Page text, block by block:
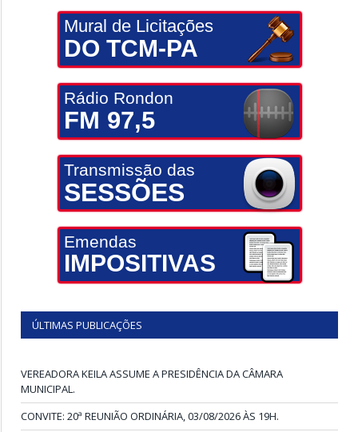
Mural de Licitações
DO TCM-PA
Rádio Rondon
FM 97,5
Transmissão das
SESSÕES
Emendas
IMPOSITIVAS
ÚLTIMAS PUBLICAÇÕES
VEREADORA KEILA ASSUME A PRESIDÊNCIA DA CÂMARA
MUNICIPAL.
CONVITE: 20ª REUNIÃO ORDINÁRIA, 03/08/2026 ÀS 19H.